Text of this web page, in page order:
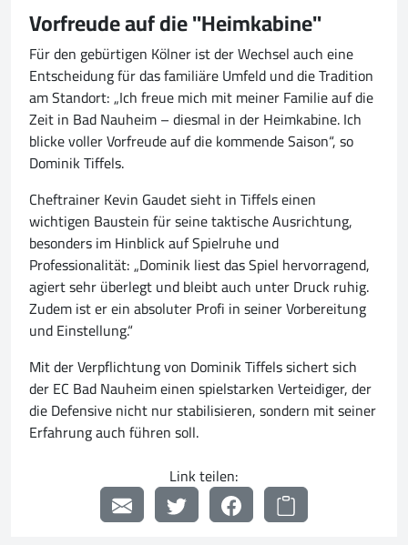
Vorfreude auf die "Heimkabine"
Für den gebürtigen Kölner ist der Wechsel auch eine
Entscheidung für das familiäre Umfeld und die Tradition
am Standort: „Ich freue mich mit meiner Familie auf die
Zeit in Bad Nauheim – diesmal in der Heimkabine. Ich
blicke voller Vorfreude auf die kommende Saison“, so
Dominik Tiffels.
Cheftrainer Kevin Gaudet sieht in Tiffels einen
wichtigen Baustein für seine taktische Ausrichtung,
besonders im Hinblick auf Spielruhe und
Professionalität: „Dominik liest das Spiel hervorragend,
agiert sehr überlegt und bleibt auch unter Druck ruhig.
Zudem ist er ein absoluter Profi in seiner Vorbereitung
und Einstellung.“
Mit der Verpflichtung von Dominik Tiffels sichert sich
der EC Bad Nauheim einen spielstarken Verteidiger, der
die Defensive nicht nur stabilisieren, sondern mit seiner
Erfahrung auch führen soll.
Link teilen: